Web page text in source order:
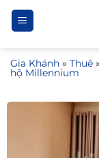
Bỏ
qua
dung
Gia Khánh » Thuê »
hộ Millennium